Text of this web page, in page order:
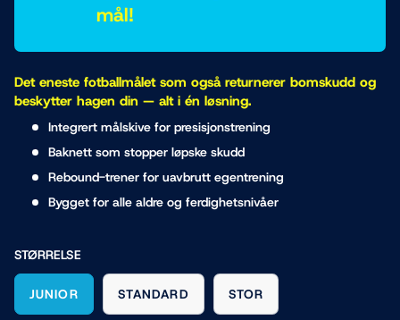
mål!
Det eneste fotballmålet som også returnerer bomskudd og
beskytter hagen din — alt i én løsning.
Integrert målskive for presisjonstrening
Baknett som stopper løpske skudd
Rebound-trener for uavbrutt egentrening
Bygget for alle aldre og ferdighetsnivåer
STØRRELSE
JUNIOR STANDARD STOR